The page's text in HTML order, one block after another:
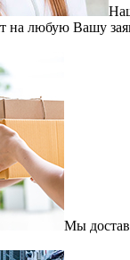
на любую Вашу
Мы